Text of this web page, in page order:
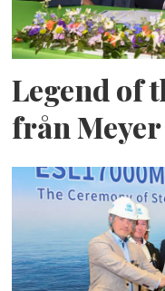
Legend of
från